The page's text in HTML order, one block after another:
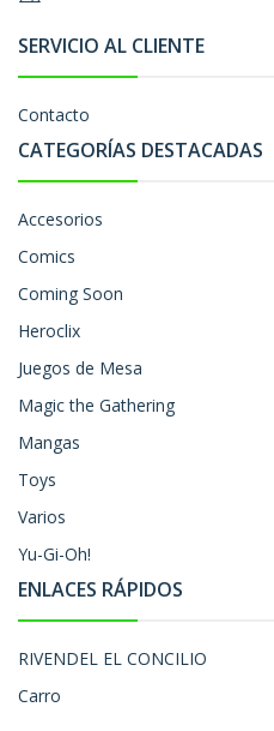
SERVICIO AL CLIENTE
Contacto
CATEGORÍAS DESTACADAS
Accesorios
Comics
Coming Soon
Heroclix
Juegos de Mesa
Magic the Gathering
Mangas
Toys
Varios
Yu-Gi-Oh!
ENLACES RÁPIDOS
RIVENDEL EL CONCILIO
Carro